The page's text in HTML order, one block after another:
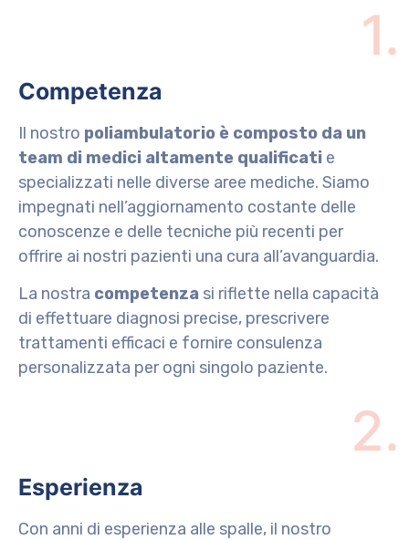
1.
Competenza
Il nostro poliambulatorio è composto da un
team di medici altamente qualificati e
specializzati nelle diverse aree mediche. Siamo
impegnati nell’aggiornamento costante delle
conoscenze e delle tecniche più recenti per
offrire ai nostri pazienti una cura all’avanguardia.
La nostra competenza si riflette nella capacità
di effettuare diagnosi precise, prescrivere
trattamenti efficaci e fornire consulenza
personalizzata per ogni singolo paziente.
2.
Esperienza
Con anni di esperienza alle spalle, il nostro